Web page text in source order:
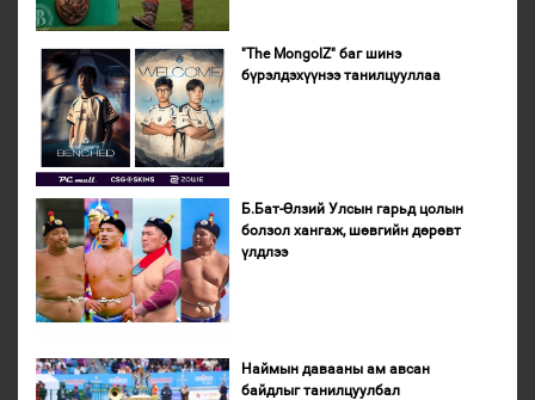
"The MongolZ" баг шинэ
бүрэлдэхүүнээ танилцууллаа
Б.Бат-Өлзий Улсын гарьд цолын
болзол хангаж, шөвгийн дөрөвт
үлдлээ
Наймын давааны ам авсан
байдлыг танилцуулбал